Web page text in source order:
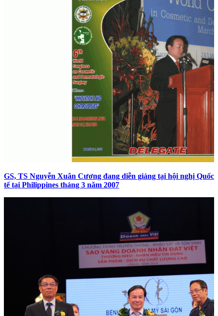
GS, TS Nguyễn Xuân Cương đang diễn giảng tại hội nghị Quốc
tế tại Philippines tháng 3 năm 2007